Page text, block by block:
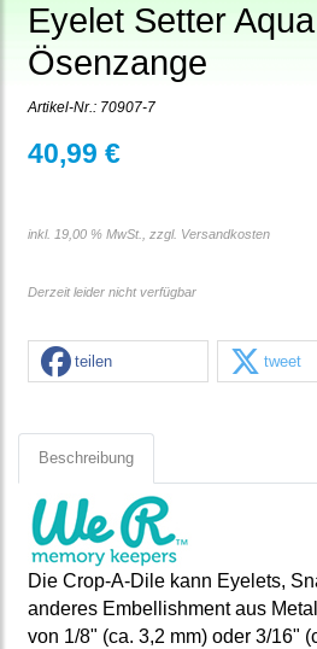
Eyelet Setter
Ösenzange
Artikel-Nr.: 70907-7
40,99 €
inkl. 19,00 % MwSt., zzgl. Versandkosten
Derzeit leider nicht verfügbar
teilen tweet
Beschreibung
Die Crop-A-Dile kann Eyelets,
anderes Embellishment aus
von 1/8" (ca. 3,2 mm) oder 3/16"